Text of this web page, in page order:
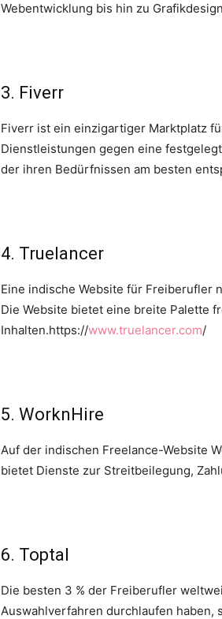
Webentwicklung bis hin zu
3. Fiverr
Fiverr ist ein einzigartiger Marktplatz
Dienstleistungen gegen eine
der ihren Bedürfnissen am besten
4. Truelancer
Eine indische Website für Freiberufler
Die Website bietet eine breite Palette
Inhalten.https://www.truelancer.com/
5. WorknHire
Auf der indischen Freelance-Website
bietet Dienste zur Streitbeilegung,
6. Toptal
Die besten 3 % der Freiberufler
Auswahlverfahren durchlaufen haben,